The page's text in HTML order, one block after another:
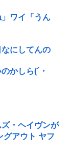
ワイ「うん
にしてんの
かしら(´・
・ヘイヴンが
グアウト ヤフ